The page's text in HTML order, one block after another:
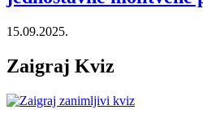
15.09.2025.
Zaigraj Kviz